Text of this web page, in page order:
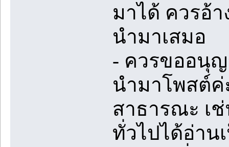
มาได้ ควรอ้
นำมาเสมอ
- ควรขออนุญ
นำมาโพสต์ค่
สาธารณะ เ
ทั่วไปได้อ่าน